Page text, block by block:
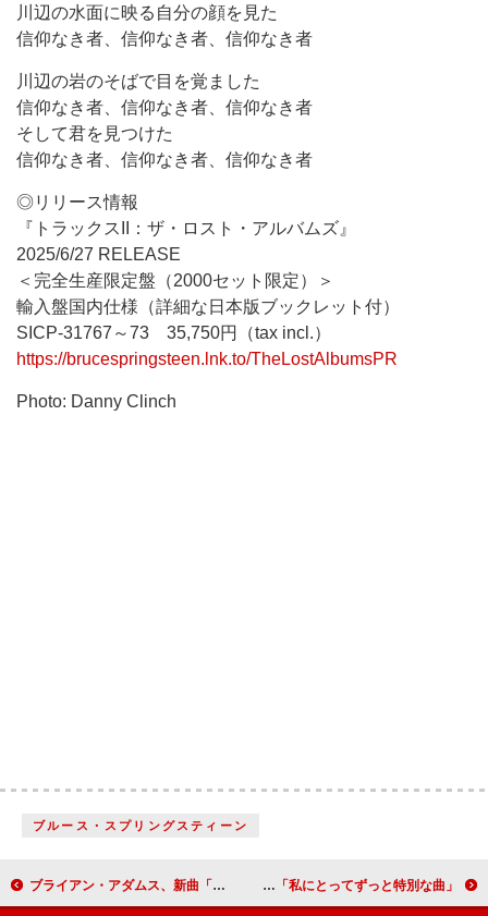
川辺の水面に映る自分の顔を見た
信仰なき者、信仰なき者、信仰なき者
川辺の岩のそばで目を覚ました
信仰なき者、信仰なき者、信仰なき者
そして君を見つけた
信仰なき者、信仰なき者、信仰なき者
◎リリース情報
『トラックスII：ザ・ロスト・アルバムズ』
2025/6/27 RELEASE
＜完全生産限定盤（2000セット限定）＞
輸入盤国内仕様（詳細な日本版ブックレット付）
SICP-31767～73 35,750円（tax incl.）
https://brucespringsteen.lnk.to/TheLostAlbumsPR
Photo: Danny Clinch
ブルース・スプリングスティーン
ブライアン・アダムス、新曲「ネヴァー・エヴァ―・レット・ユー・ゴー」MV公開 エリザベス・ハーレイ出演 サッカー・マミー、新曲「She Is (stripped)」公開「私にとってずっと特別な曲」